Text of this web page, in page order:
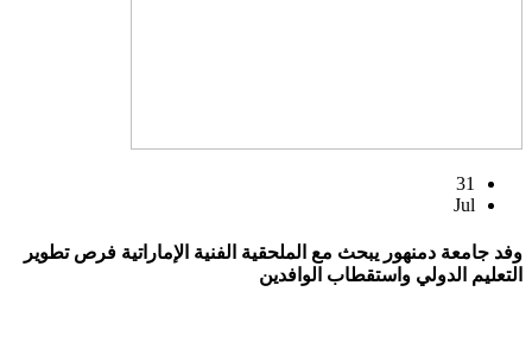
31
Jul
وفد جامعة دمنهور يبحث مع الملحقية الفنية الإماراتية فرص تطوير
التعليم الدولي واستقطاب الوافدين